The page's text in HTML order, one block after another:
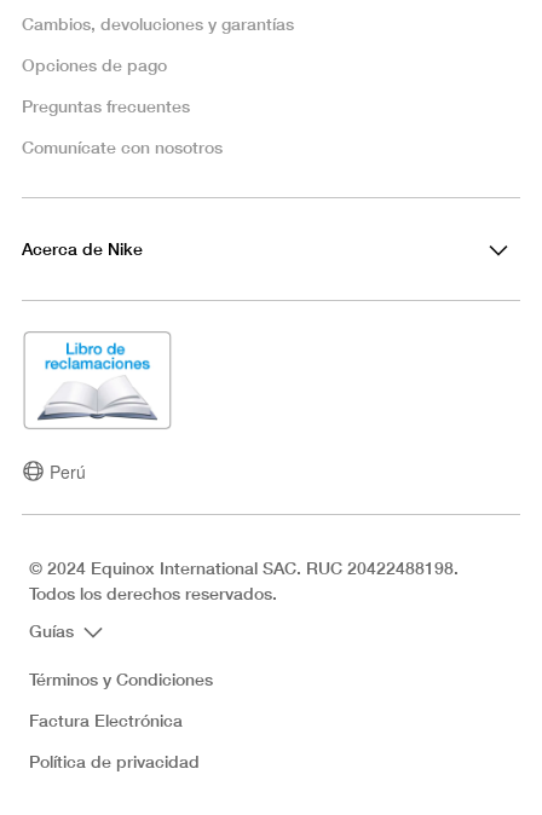
Cambios, devoluciones y garantías
Opciones de pago
Preguntas frecuentes
Comunícate con nosotros
Acerca de Nike
Perú
© 2024 Equinox International SAC. RUC 20422488198.
Todos los derechos reservados.
Guías
Términos y Condiciones
Factura Electrónica
Política de privacidad